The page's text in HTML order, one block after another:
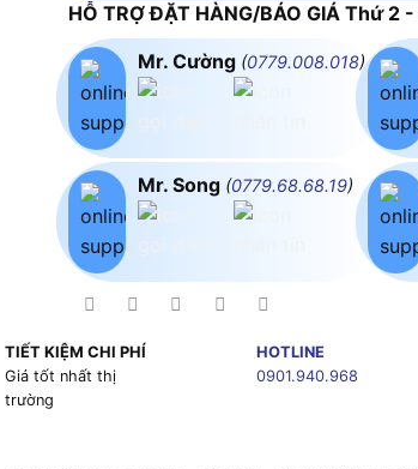
HỖ TRỢ ĐẶT HÀNG/BÁO GIÁ Thứ
Mr. Cường (0779.008.018)
Mr. Song (0779.68.68.19)
TIẾT KIỆM CHI PHÍ
Giá tốt nhất thị
trường
HOTLINE
0901.940.968